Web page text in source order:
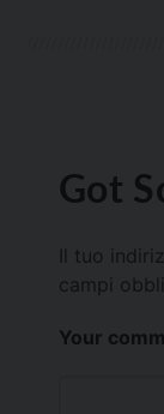
Got
Il tuo
campi
Your